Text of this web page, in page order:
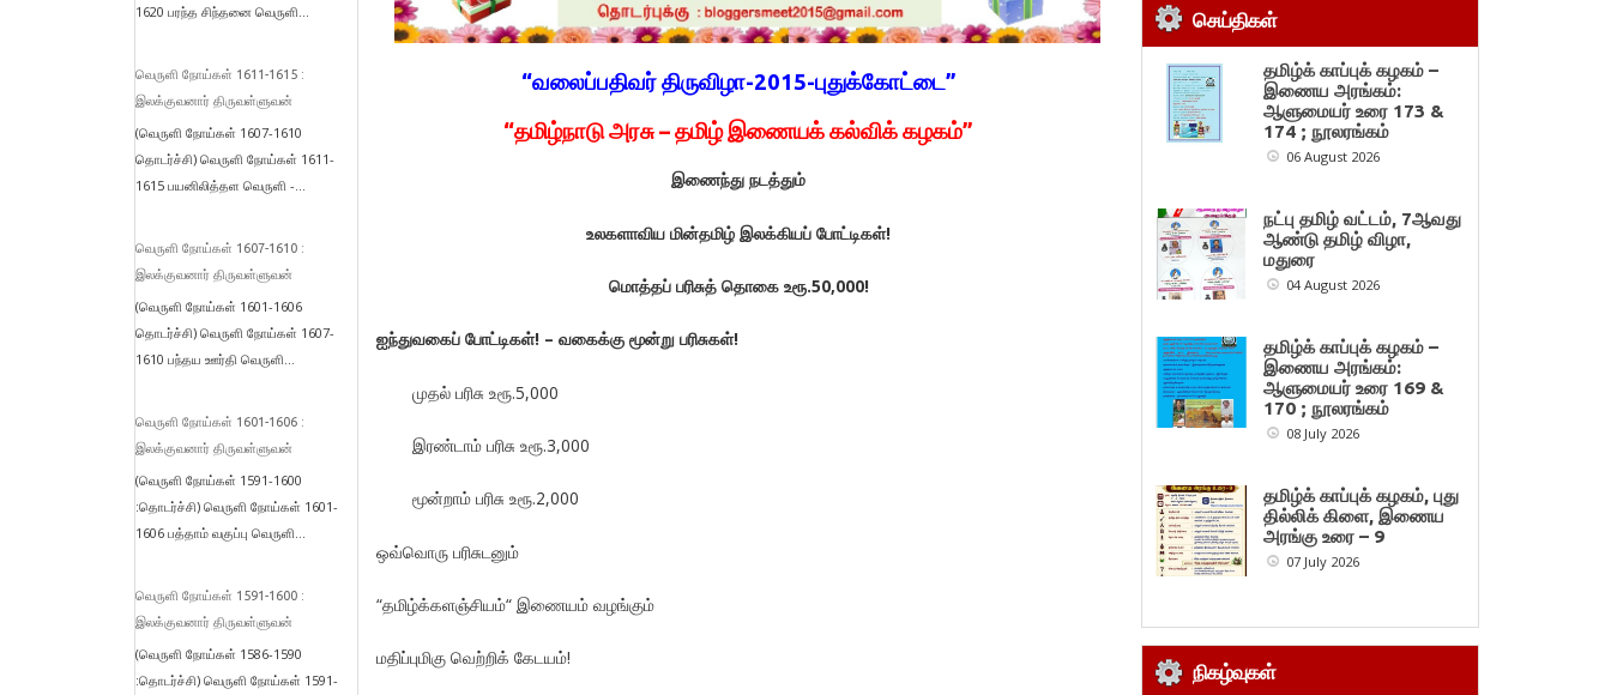
“வலைப்பதிவர் திருவிழா-2015-புதுக்கோட்டை”
“தமிழ்நாடு அரசு – தமிழ் இணையக் கல்விக் கழகம்”
இணைந்து நடத்தும்
உலகளாவிய மின்தமிழ் இலக்கியப் போட்டிகள்!
மொத்தப் பரிசுத் தொகை உரூ.50,000!
ஐந்துவகைப் போட்டிகள்! – வகைக்கு மூன்று பரிசுகள்!
முதல் பரிசு உரூ.5,000
இரண்டாம் பரிசு உரூ.3,000
மூன்றாம் பரிசு உரூ.2,000
ஒவ்வொரு பரிசுடனும்
“தமிழ்க்களஞ்சியம்“ இணையம் வழங்கும்
மதிப்புமிகு வெற்றிக் கேடயம்!
1620 பரந்த சிந்தனை வெருளி...
வெருளி நோய்கள் 1611-1615 :
இலக்குவனார் திருவள்ளுவன்
(வெருளி நோய்கள் 1607-1610
தொடர்ச்சி) வெருளி நோய்கள் 1611-
1615 பயனிலித்தள வெருளி -...
வெருளி நோய்கள் 1607-1610 :
இலக்குவனார் திருவள்ளுவன்
(வெருளி நோய்கள் 1601-1606
தொடர்ச்சி) வெருளி நோய்கள் 1607-
1610 பந்தய ஊர்தி வெருளி...
வெருளி நோய்கள் 1601-1606 :
இலக்குவனார் திருவள்ளுவன்
(வெருளி நோய்கள் 1591-1600
:தொடர்ச்சி) வெருளி நோய்கள் 1601-
1606 பத்தாம் வகுப்பு வெருளி...
வெருளி நோய்கள் 1591-1600 :
இலக்குவனார் திருவள்ளுவன்
(வெருளி நோய்கள் 1586-1590
:தொடர்ச்சி) வெருளி நோய்கள் 1591-
செய்திகள்
தமிழ்க் காப்புக் கழகம் –
இணைய அரங்கம்:
ஆளுமையர் உரை 173 &
174 ; நூலரங்கம்
06 August 2026
நட்பு தமிழ் வட்டம், 7ஆவது
ஆண்டு தமிழ் விழா,
மதுரை
04 August 2026
தமிழ்க் காப்புக் கழகம் –
இணைய அரங்கம்:
ஆளுமையர் உரை 169 &
170 ; நூலரங்கம்
08 July 2026
தமிழ்க் காப்புக் கழகம், புது
தில்லிக் கிளை, இணைய
அரங்கு உரை – 9
07 July 2026
நிகழ்வுகள்